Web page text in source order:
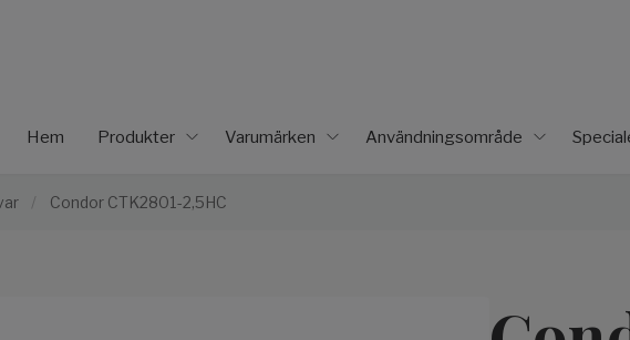
Hem Produkter Varumärken Användningsområde
/ Condor CTK2801-2,5HC